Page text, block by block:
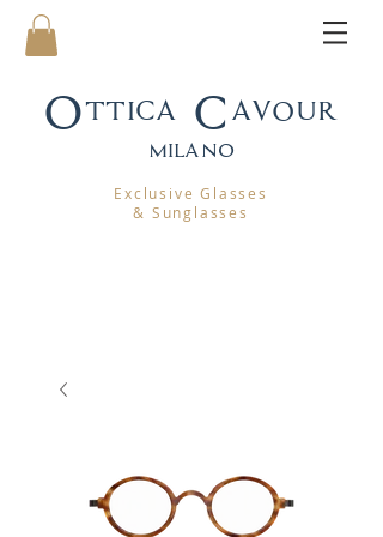
Ottica Cavour
milano
Exclusive Glasses
& Sunglasses